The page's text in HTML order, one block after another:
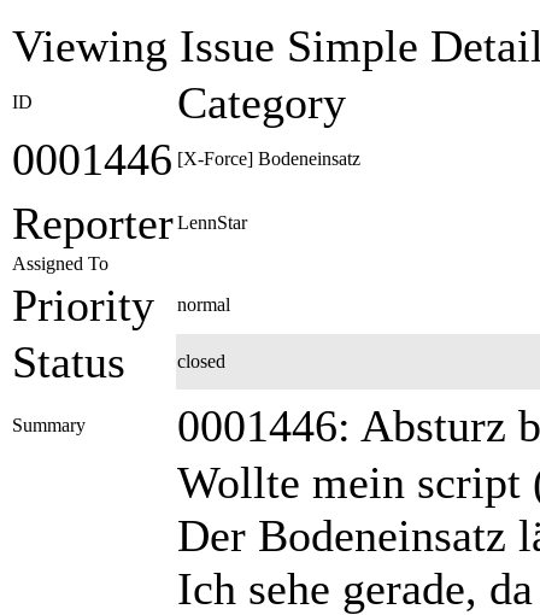
Viewing Issue Simple
ID
Category
0001446 [X-Force] Bodeneinsatz
ReporterLennStar
Assigned To
Priority normal
Status closed
Summary 0001446: Absturz
Wollte mein script
Der Bodeneinsatz
Ich sehe gerade,